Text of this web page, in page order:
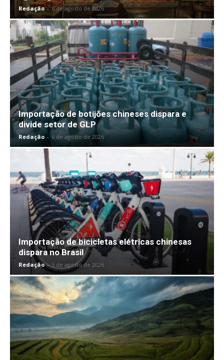
Redação - 6 de agosto de 2026
Importação de botijões chineses dispara e
divide setor de GLP
Redação - 6 de agosto de 2026
Importação de bicicletas elétricas chinesas
dispara no Brasil
Redação - 5 de agosto de 2026